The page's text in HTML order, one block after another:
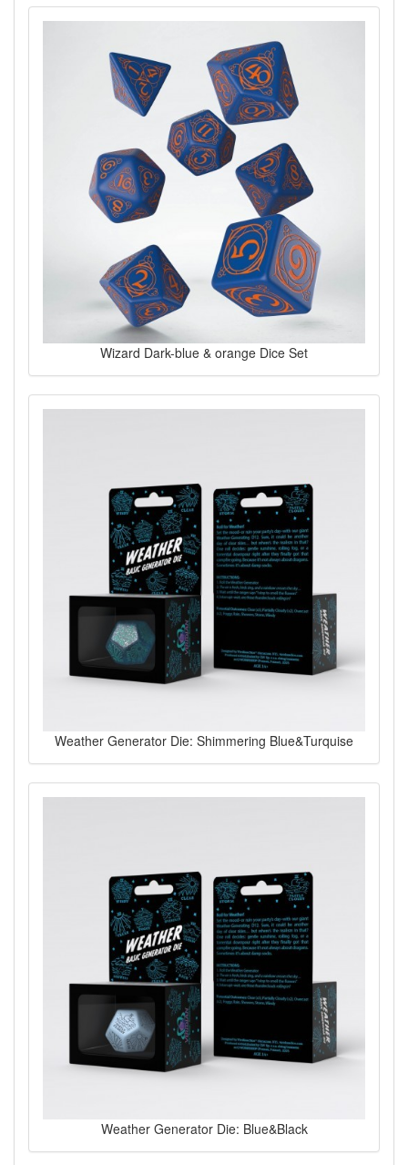
Wizard Dark-blue & orange Dice Set
Weather Generator Die: Shimmering Blue&Turquise
Weather Generator Die: Blue&Black